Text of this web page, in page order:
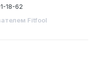
18-62
Fitfool